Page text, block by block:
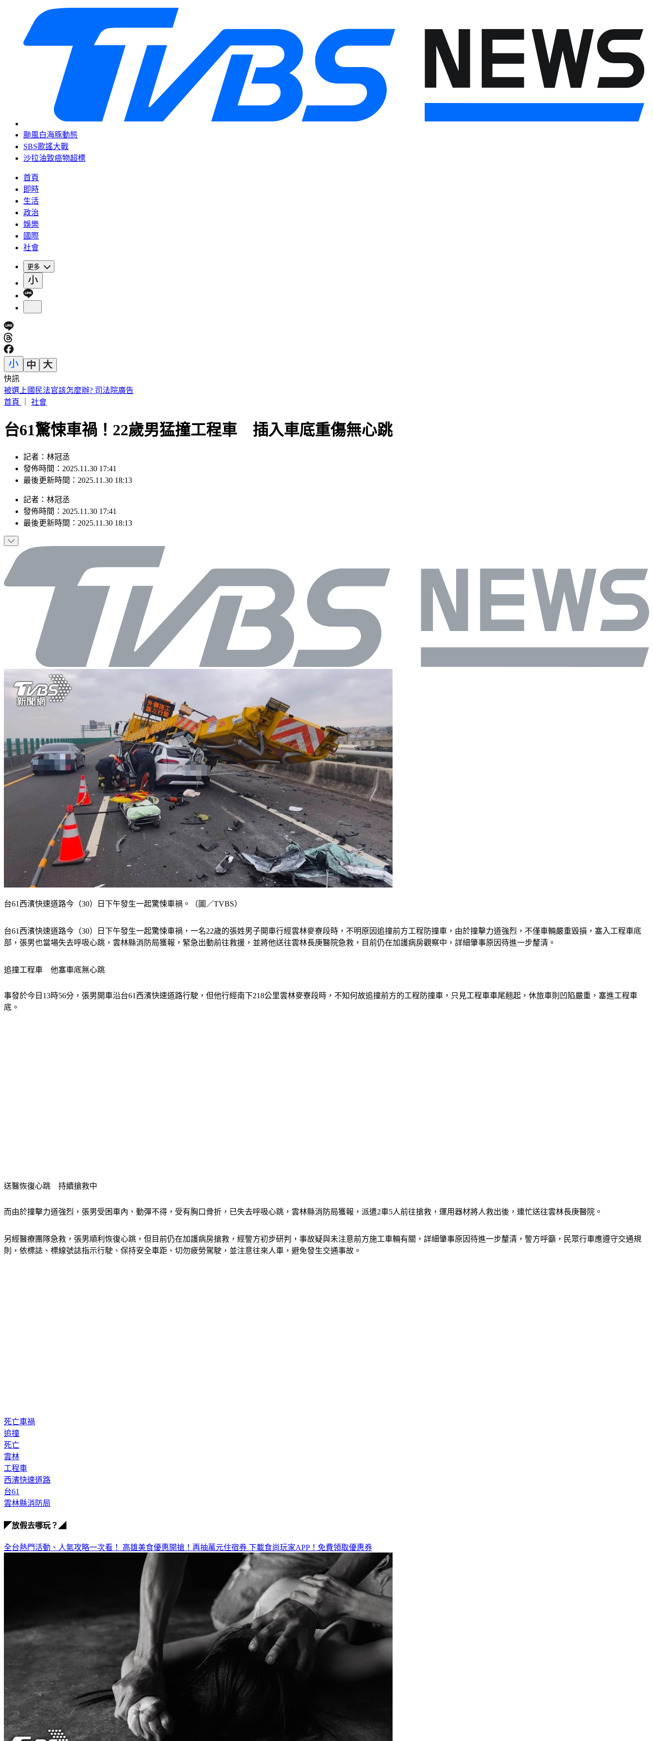
颱風白海豚動態
SBS歌謠大戰
沙拉油致癌物超標
首頁
即時
生活
政治
娛樂
國際
社會
更多
快訊
被選上國民法官該怎麼辦? 司法院廣告
首頁
社會
台61驚悚車禍！22歲男猛撞工程車 插入車底重傷無心跳
記者：林冠丞
發佈時間：2025.11.30 17:41
最後更新時間：2025.11.30 18:13
記者 ： 林冠丞
發佈時間： 2025.11.30 17:41
最後更新時間： 2025.11.30 18:13
台61西濱快速道路今（30）日下午發生一起驚悚車禍。（圖／TVBS）
台61西濱快速道路今（30）日下午發生一起驚悚車禍，一名22歲的張姓男子開車行經雲林麥寮段時，不明原因追撞前方工程防撞車，由於撞擊力道強烈，不僅車輛嚴重毀損，塞入工程車底
部，張男也當場失去呼吸心跳，雲林縣消防局獲報，緊急出動前往救援，並將他送往雲林長庚醫院急救，目前仍在加護病房觀察中，詳細肇事原因待進一步釐清。
追撞工程車　他塞車底無心跳
事發於今日13時56分，張男開車沿台61西濱快速道路行駛，但他行經南下218公里雲林麥寮段時，不知何故追撞前方的工程防撞車，只見工程車車尾翹起，休旅車則凹陷嚴重，塞進工程車
底。
送醫恢復心跳　持續搶救中
而由於撞擊力道強烈，張男受困車內、動彈不得，受有胸口骨折，已失去呼吸心跳，雲林縣消防局獲報，派遣2車5人前往搶救，運用器材將人救出後，連忙送往雲林長庚醫院。
另經醫療團隊急救，張男順利恢復心跳，但目前仍在加護病房搶救，經警方初步研判，事故疑與未注意前方施工車輛有關，詳細肇事原因待進一步釐清，警方呼籲，民眾行車應遵守交通規
則，依標誌、標線號誌指示行駛、保持安全車距、切勿疲勞駕駛，並注意往來人車，避免發生交通事故。
死亡車禍
追撞
死亡
雲林
工程車
西濱快速道路
台61
雲林縣消防局
◤放假去哪玩？◢
全台熱門活動、人氣攻略一次看！ 高雄美食優惠開搶！再抽萬元住宿券 下載食尚玩家APP！免費領取優惠券